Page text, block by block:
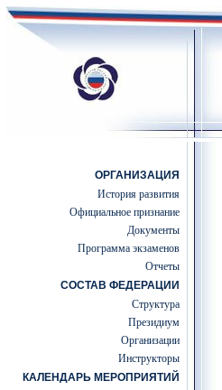
ОРГАНИЗАЦИЯ
История развития
Официальное признание
Документы
Программа экзаменов
Отчеты
СОСТАВ ФЕДЕРАЦИИ
Структура
Президиум
Организации
Инструкторы
КАЛЕНДАРЬ МЕРОПРИЯТИЙ